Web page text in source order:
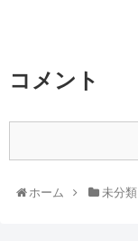
コメント
ホーム 未分類